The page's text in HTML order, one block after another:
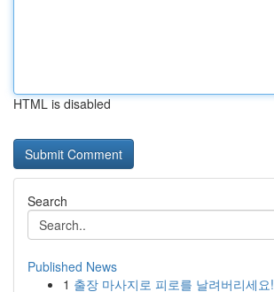
HTML is disabled
Search
Published News
1 출장 마사지로 피로를 날려버리세요!